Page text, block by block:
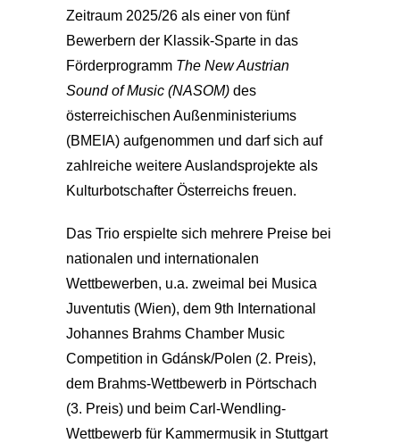
Zeitraum 2025/26 als einer von fünf
Bewerbern der Klassik-Sparte in das
Förderprogramm The New Austrian
Sound of Music (NASOM) des
österreichischen Außenministeriums
(BMEIA) aufgenommen und darf sich auf
zahlreiche weitere Auslandsprojekte als
Kulturbotschafter Österreichs freuen.
Das Trio erspielte sich mehrere Preise bei
nationalen und internationalen
Wettbewerben, u.a. zweimal bei Musica
Juventutis (Wien), dem 9th International
Johannes Brahms Chamber Music
Competition in Gdánsk/Polen (2. Preis),
dem Brahms-Wettbewerb in Pörtschach
(3. Preis) und beim Carl-Wendling-
Wettbewerb für Kammermusik in Stuttgart